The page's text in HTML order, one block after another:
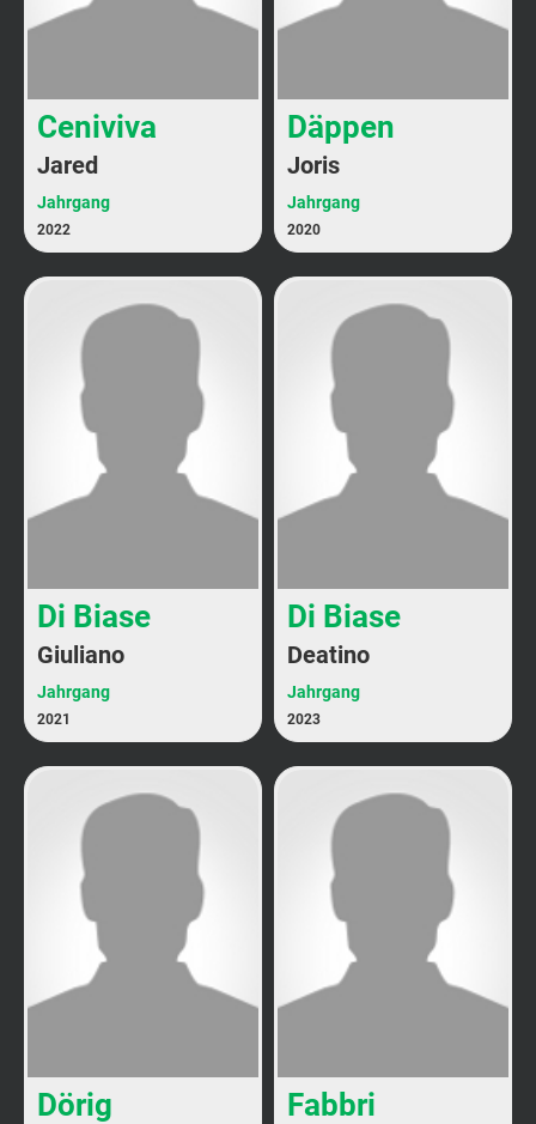
Ceniviva
Jared
Jahrgang
2022
Däppen
Joris
Jahrgang
2020
Di Biase
Giuliano
Jahrgang
2021
Di Biase
Deatino
Jahrgang
2023
Dörig Fabbri